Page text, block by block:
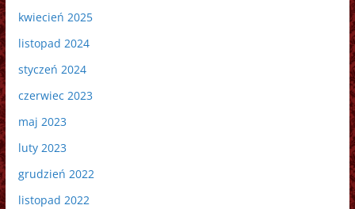
kwiecień 2025
listopad 2024
styczeń 2024
czerwiec 2023
maj 2023
luty 2023
grudzień 2022
listopad 2022